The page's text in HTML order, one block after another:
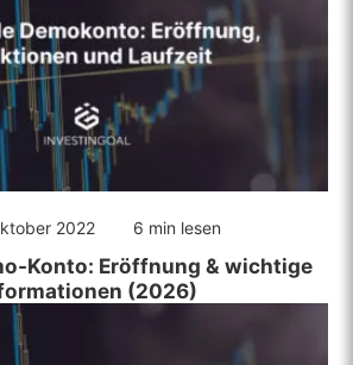
2022 6 min lesen
Konto: Eröffnung & wichtige
(2026)